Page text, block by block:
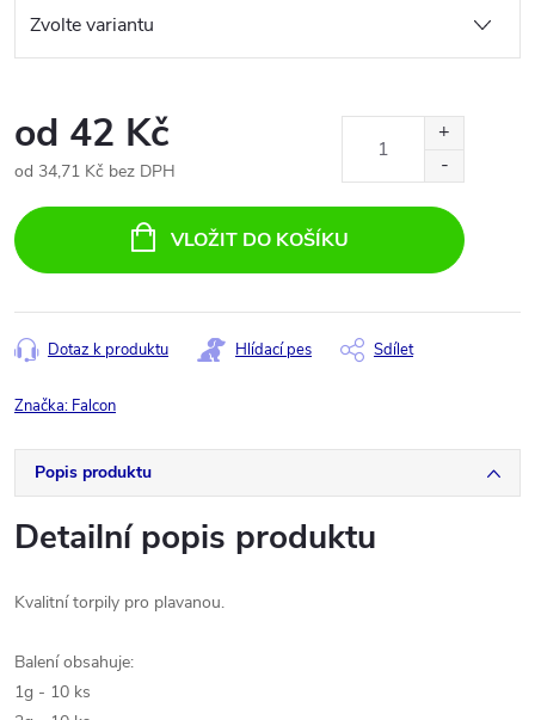
od 42 Kč
od 34,71 Kč bez DPH
cena:
VLOŽIT DO KOŠÍKU
Dotaz k produktu Hlídací pes Sdílet
Značka: Falcon
Popis produktu
Detailní popis produktu
Kvalitní torpily pro plavanou.
Balení obsahuje:
1g - 10 ks